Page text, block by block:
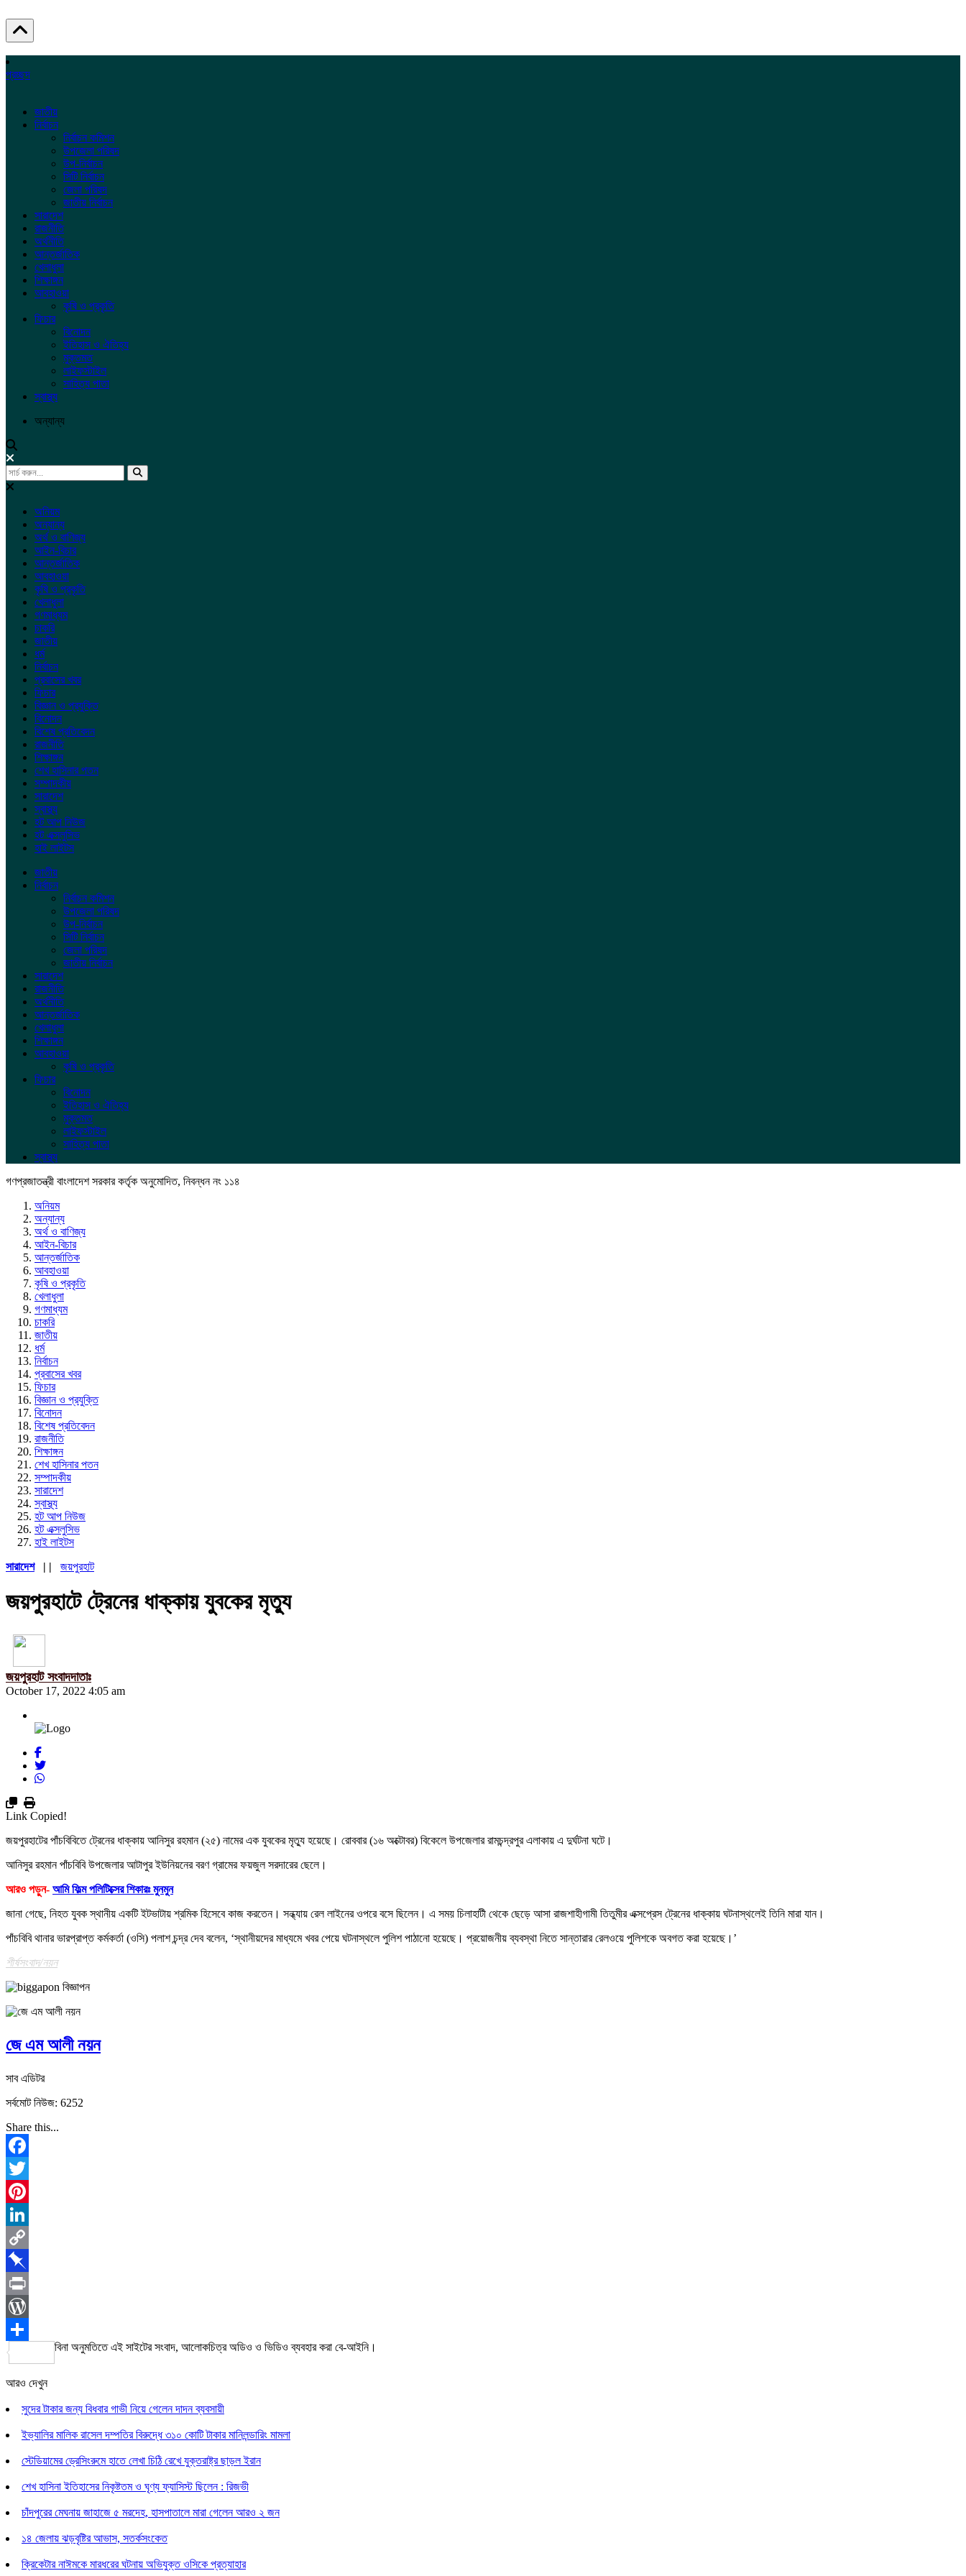
প্রচ্ছদ
জাতীয়
নির্বাচন
নির্বাচন কমিশন
উপজেলা পরিষদ
উপ-নির্বাচন
সিটি নির্বাচন
জেলা পরিষদ
জাতীয় নির্বাচন
সারাদেশ
রাজনীতি
অর্থনীতি
আন্তর্জাতিক
খেলাধুলা
শিক্ষাঙ্গন
আবহাওয়া
কৃষি ও প্রকৃতি
ফিচার
বিনোদন
ইতিহাস ও ঐতিহ্য
মুক্তমত
লাইফস্টাইল
সাহিত্য পাতা
স্বাস্থ্য
অন্যান্য
অনিয়ম
অন্যান্য
অর্থ ও বাণিজ্য
আইন-বিচার
আন্তর্জাতিক
আবহাওয়া
কৃষি ও প্রকৃতি
খেলাধুলা
গণমাধ্যম
চাকরি
জাতীয়
ধর্ম
নির্বাচন
প্রবাসের খবর
ফিচার
বিজ্ঞান ও প্রযুক্তি
বিনোদন
বিশেষ প্রতিবেদন
রাজনীতি
শিক্ষাঙ্গন
শেখ হাসিনার পতন
সম্পাদকীয়
সারাদেশ
স্বাস্থ্য
হট আপ নিউজ
হট এক্সলুসিভ
হাই লাইটস
জাতীয়
নির্বাচন
নির্বাচন কমিশন
উপজেলা পরিষদ
উপ-নির্বাচন
সিটি নির্বাচন
জেলা পরিষদ
জাতীয় নির্বাচন
সারাদেশ
রাজনীতি
অর্থনীতি
আন্তর্জাতিক
খেলাধুলা
শিক্ষাঙ্গন
আবহাওয়া
কৃষি ও প্রকৃতি
ফিচার
বিনোদন
ইতিহাস ও ঐতিহ্য
মুক্তমত
লাইফস্টাইল
সাহিত্য পাতা
স্বাস্থ্য
গণপ্রজাতন্ত্রী বাংলাদেশ সরকার কর্তৃক অনুমোদিত, নিবন্ধন নং ১১৪
অনিয়ম
অন্যান্য
অর্থ ও বাণিজ্য
আইন-বিচার
আন্তর্জাতিক
আবহাওয়া
কৃষি ও প্রকৃতি
খেলাধুলা
গণমাধ্যম
চাকরি
জাতীয়
ধর্ম
নির্বাচন
প্রবাসের খবর
ফিচার
বিজ্ঞান ও প্রযুক্তি
বিনোদন
বিশেষ প্রতিবেদন
রাজনীতি
শিক্ষাঙ্গন
শেখ হাসিনার পতন
সম্পাদকীয়
সারাদেশ
স্বাস্থ্য
হট আপ নিউজ
হট এক্সলুসিভ
হাই লাইটস
সারাদেশ
| | জয়পুরহাট
জয়পুরহাটে ট্রেনের ধাক্কায় যুবকের মৃত্যু
জয়পুরহাট সংবাদদাতাঃ
October 17, 2022 4:05 am
Link Copied!
জয়পুরহাটের পাঁচবিবিতে ট্রেনের ধাক্কায় আনিসুর রহমান (২৫) নামের এক যুবকের মৃত্যু হয়েছে। রোববার (১৬ অক্টোবর) বিকেলে উপজেলার রামচন্দ্রপুর এলাকায় এ দুর্ঘটনা ঘটে।
আনিসুর রহমান পাঁচবিবি উপজেলার আটাপুর ইউনিয়নের বরণ গ্রামের ফয়জুল সরদারের ছেলে।
আরও পড়ুন- আমি ফিল্ম পলিটিক্সের শিকারঃ মুনমুন
জানা গেছে, নিহত যুবক স্থানীয় একটি ইটভাটায় শ্রমিক হিসেবে কাজ করতেন। সন্ধ্যায় রেল লাইনের ওপরে বসে ছিলেন। এ সময় চিলাহাটী থেকে ছেড়ে আসা রাজশাহীগামী তিতুমীর এক্সপ্রেস ট্রেনের ধাক্কায় ঘটনাস্থলেই তিনি মারা যান।
পাঁচবিবি থানার ভারপ্রাপ্ত কর্মকর্তা (ওসি) পলাশ চন্দ্র দেব বলেন, ‘স্থানীয়দের মাধ্যমে খবর পেয়ে ঘটনাস্থলে পুলিশ পাঠানো হয়েছে। প্রয়োজনীয় ব্যবস্থা নিতে সান্তারার রেলওয়ে পুলিশকে অবগত করা হয়েছে।’
শীর্ষসংবাদ/নয়ন
জে এম আলী নয়ন
সাব এডিটর
সর্বমোট নিউজ: 6252
Share this...
Facebook
Twitter
Pinterest
LinkedIn
Copy
Link
Pinboard
Print
WordPress
Share
বিনা অনুমতিতে এই সাইটের সংবাদ, আলোকচিত্র অডিও ও ভিডিও ব্যবহার করা বে-আইনি।
আরও দেখুন
সুদের টাকার জন্য বিধবার গাভী নিয়ে গেলেন দাদন ব্যবসায়ী
ইভ্যালির মালিক রাসেল দম্পতির বিরুদ্ধে ৩১০ কোটি টাকার মানিলন্ডারিং মামলা
স্টেডিয়ামের ড্রেসিংরুমে হাতে লেখা চিঠি রেখে যুক্তরাষ্ট্র ছাড়ল ইরান
শেখ হাসিনা ইতিহাসের নিকৃষ্টতম ও ঘৃণ্য ফ্যাসিস্ট ছিলেন : রিজভী
চাঁদপুরের মেঘনায় জাহাজে ৫ মরদেহ, হাসপাতালে মারা গেলেন আরও ২ জন
১৪ জেলায় ঝড়বৃষ্টির আভাস, সতর্কসংকেত
ক্রিকেটার নাঈমকে মারধরের ঘটনায় অভিযুক্ত ওসিকে প্রত্যাহার